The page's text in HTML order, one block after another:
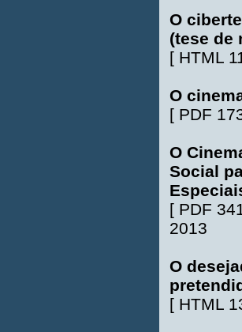
O
(tese de
[ HTML
O
[ PDF
O
Social
[ PDF
2013
O
[ HTML